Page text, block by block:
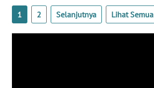
1 2 Selanjutnya Lihat Semua
KEPRI